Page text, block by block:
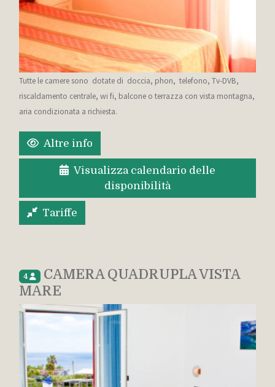
Tutte le camere sono dotate di doccia, phon, telefono, Tv-DVB,
riscaldamento centrale, wi fi, balcone o terrazza con vista montagna,
aria condizionata a richiesta.
Altre info
Visualizza calendario delle
disponibilità
Tariffe
4
CAMERA QUADRUPLA VISTA
MARE